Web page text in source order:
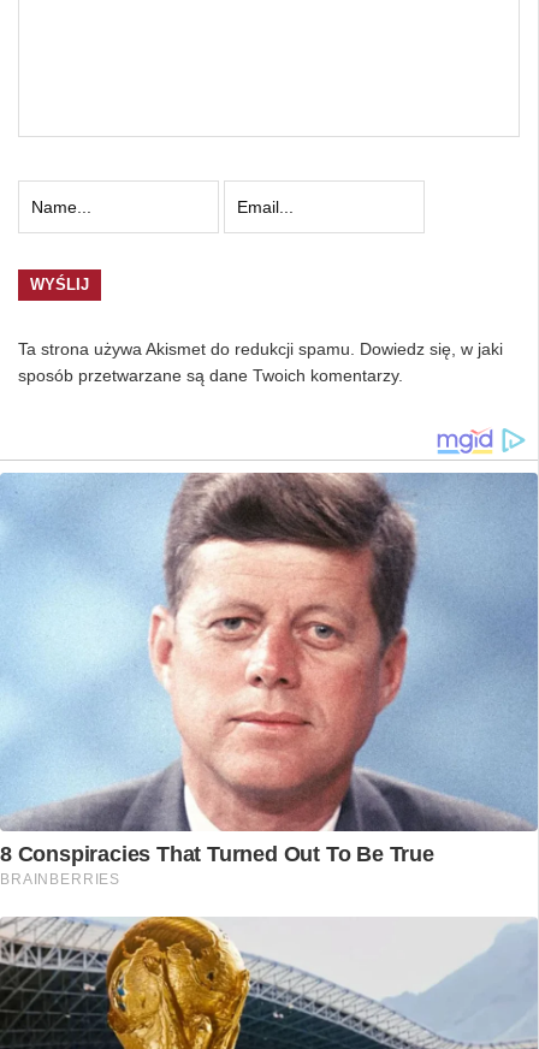
Ta strona używa Akismet do redukcji spamu. Dowiedz się, w jaki
sposób przetwarzane są dane Twoich komentarzy.